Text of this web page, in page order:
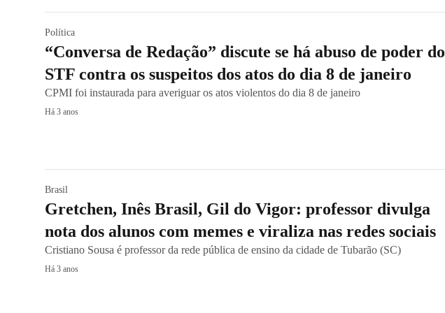
Política
“Conversa de Redação” discute se há abuso de poder do
STF contra os suspeitos dos atos do dia 8 de janeiro
CPMI foi instaurada para averiguar os atos violentos do dia 8 de janeiro
Há 3 anos
Brasil
Gretchen, Inês Brasil, Gil do Vigor: professor divulga
nota dos alunos com memes e viraliza nas redes sociais
Cristiano Sousa é professor da rede pública de ensino da cidade de Tubarão (SC)
Há 3 anos